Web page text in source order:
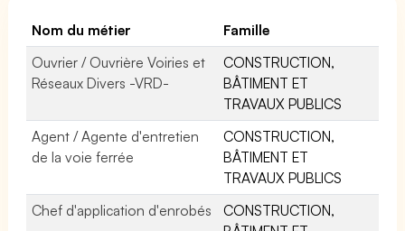
Nom du métier
Famille
Ouvrier / Ouvrière Voiries et
Réseaux Divers -VRD-
CONSTRUCTION,
BÂTIMENT ET
TRAVAUX PUBLICS
Agent / Agente d'entretien
de la voie ferrée
CONSTRUCTION,
BÂTIMENT ET
TRAVAUX PUBLICS
Chef d'application d'enrobés
CONSTRUCTION,